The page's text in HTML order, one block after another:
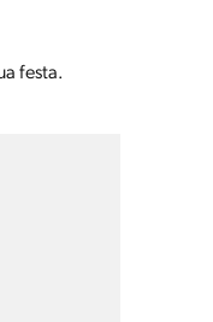
festa.